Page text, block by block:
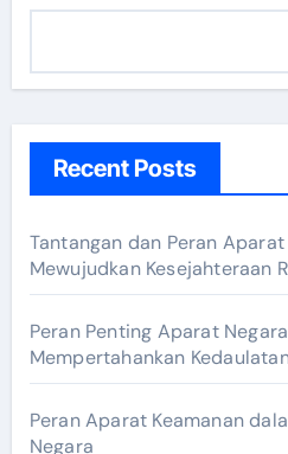
Recent Posts
Tantangan dan Peran
Mewujudkan Kesejahteraan
Peran Penting Aparat
Mempertahankan
Peran Aparat Keamanan
Negara